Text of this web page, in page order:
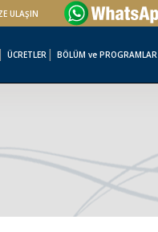
ULAŞIN
ÜCRETLER BÖLÜM ve PROGRAMLAR